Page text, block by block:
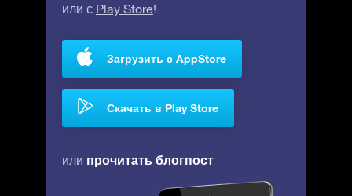
или с Play Store!
Загрузить с AppStore
Скачать в Play Store
или прочитать блогпост